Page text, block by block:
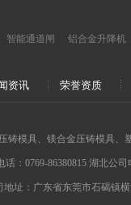
智能通道闸 铝合金升降机
资讯 荣誉资质
铸模具、镁合金压铸模具、
：0769-86380815 湖北公
地址：广东省东莞市石碣镇